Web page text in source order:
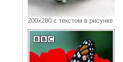
200х280 с текстом в рисунке